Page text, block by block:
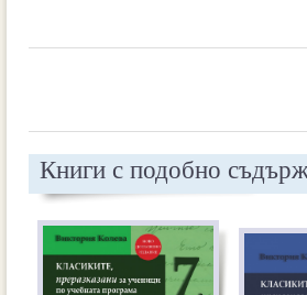
Книги с подобно